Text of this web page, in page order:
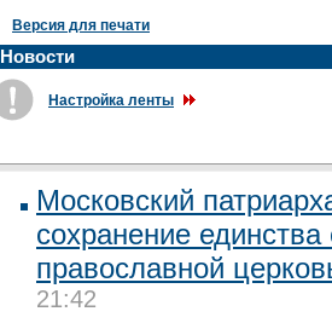
Версия для печати
Новости
Настройка ленты
Московский
сохранение единства
православной
21:42